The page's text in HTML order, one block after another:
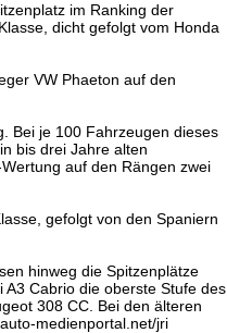
im Ranking der
dicht gefolgt vom Honda
VW Phaeton auf den
Bei je 100 Fahrzeugen dieses
bis drei Jahre alten
auf den Rängen zwei
gefolgt von den Spaniern
hinweg die Spitzenplätze
Cabrio die oberste Stufe des
308 CC. Bei den älteren
medienportal.net/jri